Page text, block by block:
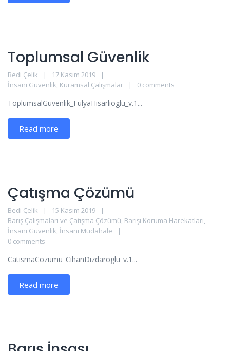
Toplumsal Güvenlik
Bedi Çelik
17 Kasım 2019
İnsani Güvenlik, Kuramsal Çalışmalar 0 comments
ToplumsalGuvenlik_FulyaHisarlioglu_v.1...
Read more
Çatışma Çözümü
Bedi Çelik
15 Kasım 2019
Barış Çalışmaları ve Çatışma Çözümü, Barışı Koruma Harekatları,
İnsani Güvenlik, İnsani Müdahale
0 comments
CatismaCozumu_CihanDizdaroglu_v.1...
Read more